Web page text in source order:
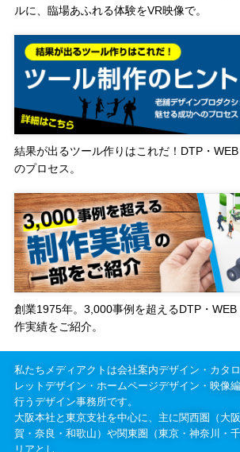
ルに、臨場あふれる体験をVR映像で。
結果が出るツール作りはこれだ！DTP・
のプロセス。
創業1975年。3,000事例を超えるDTP・WEB
作実績をご紹介。
私たちメディアクトは会社案内デザイン・カタ
レットデザイン・ホームページデザイン・映像
行うデザイン事務所です。
大阪本社と東京支社を中心に、主に関西圏（大
賀・奈良・和歌山）や関東圏（東京・神奈川・
リアとし、